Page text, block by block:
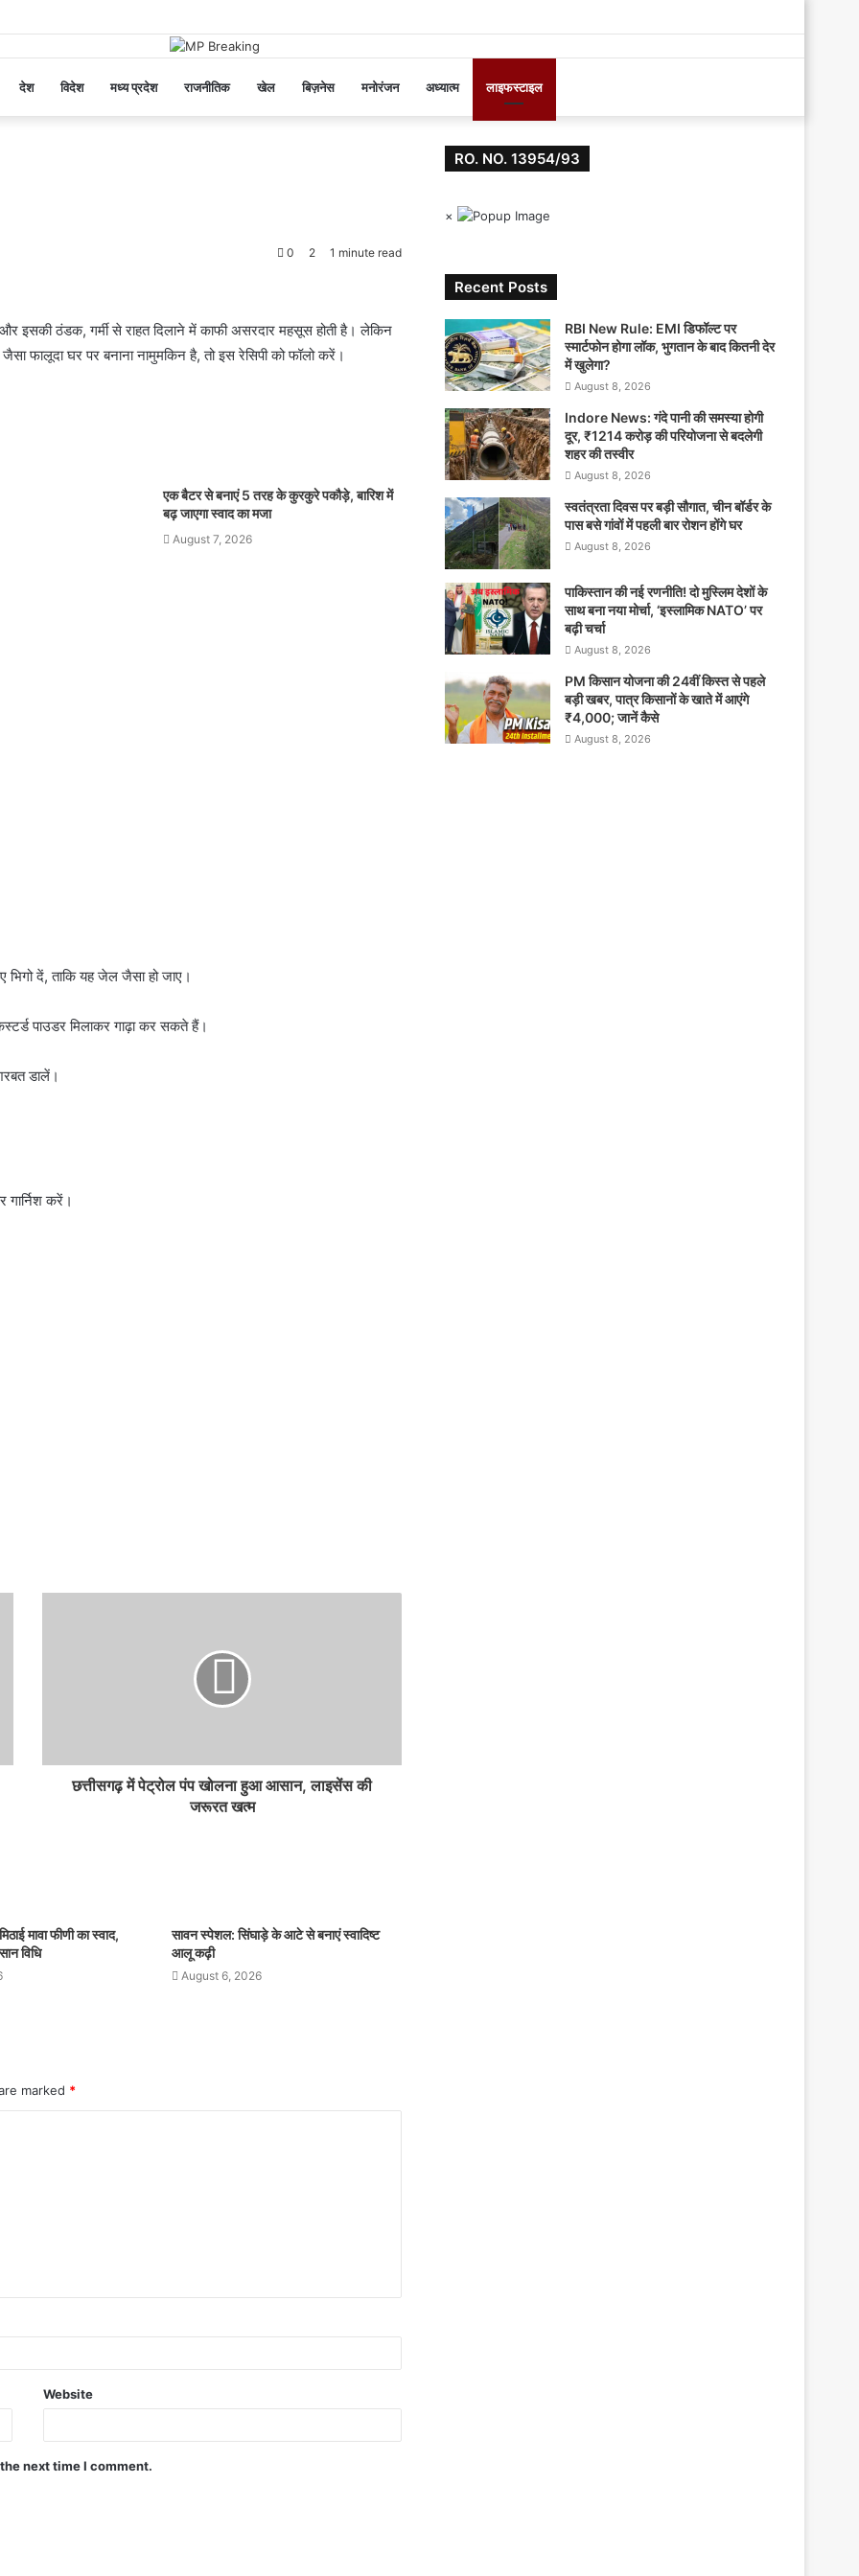
देश विदेश मध्य प्रदेश राजनीतिक खेल बिज़नेस मनोरंजन अध्यात्म लाइफस्टाइल
0 2 1 minute read
इसकी ठंडक, गर्मी से राहत दिलाने में काफी असरदार महसूस होती है। लेकिन
फालूदा घर पर बनाना नामुमकिन है, तो इस रेसिपी को फॉलो करें।
एक बैटर से बनाएं 5 तरह के कुरकुरे पकौड़े, बारिश में
बढ़ जाएगा स्वाद का मजा
August 7, 2026
दें, ताकि यह जेल जैसा हो जाए।
पाउडर मिलाकर गाढ़ा कर सकते हैं।
डालें।
करें।
छत्तीसगढ़ में पेट्रोल पंप खोलना हुआ आसान, लाइसेंस की
जरूरत खत्म
मावा फीणी का स्वाद,
विधि
सावन स्पेशल: सिंघाड़े के आटे से बनाएं स्वादिष्ट
आलू कढ़ी
August 6, 2026
marked *
Website
next time I comment.
RO. NO. 13954/93
×
Recent Posts
RBI New Rule: EMI डिफॉल्ट पर
स्मार्टफोन होगा लॉक, भुगतान के बाद कितनी देर
में खुलेगा?
August 8, 2026
Indore News: गंदे पानी की समस्या होगी
दूर, ₹1214 करोड़ की परियोजना से बदलेगी
शहर की तस्वीर
August 8, 2026
स्वतंत्रता दिवस पर बड़ी सौगात, चीन बॉर्डर के
पास बसे गांवों में पहली बार रोशन होंगे घर
August 8, 2026
पाकिस्तान की नई रणनीति! दो मुस्लिम देशों के
साथ बना नया मोर्चा, ‘इस्लामिक NATO’ पर
बढ़ी चर्चा
August 8, 2026
PM किसान योजना की 24वीं किस्त से पहले
बड़ी खबर, पात्र किसानों के खाते में आएंगे
₹4,000; जानें कैसे
August 8, 2026